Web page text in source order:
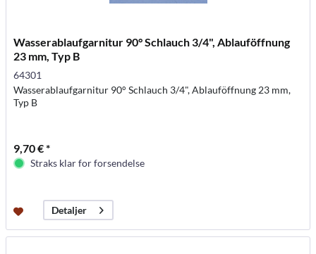
Wasserablaufgarnitur 90° Schlauch 3/4", Ablauföffnung
23 mm, Typ B
64301
Wasserablaufgarnitur 90° Schlauch 3/4", Ablauföffnung 23 mm,
Typ B
9,70 € *
Straks klar for forsendelse
Detaljer